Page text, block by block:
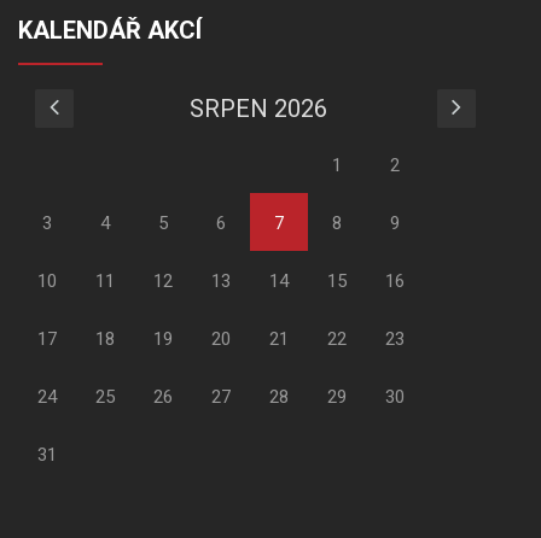
KALENDÁŘ AKCÍ
SRPEN 2026
1 2
3 4 5 6 7 8 9
10 11 12 13 14 15 16
17 18 19 20 21 22 23
24 25 26 27 28 29 30
31